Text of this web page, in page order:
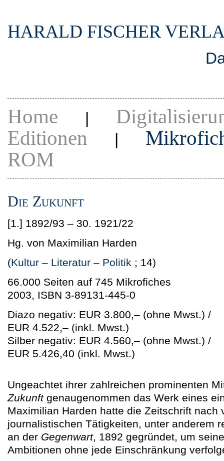
HARALD FISCHER
Home |
Editionen |
ROM
Die Zukunft
[1.] 1892/93 – 30. 1921/22
Hg. von Maximilian Harden
(Kultur – Literatur – Politik ; 14)
66.000 Seiten auf 745 Mikrofiches
2003, ISBN 3-89131-445-0
Diazo negativ: EUR 3.800,– (ohne Mwst.) /
EUR 4.522,– (inkl. Mwst.)
Silber negativ: EUR 4.560,– (ohne Mwst.) /
EUR 5.426,40 (inkl. Mwst.)
Ungeachtet ihrer zahlreichen prominenten
Zukunftgenaugenommen das Werk eines
Maximilian Harden hatte die Zeitschrift nach
journalistischen Tätigkeiten, unter anderem
an der Gegenwart, 1892 gegründet, um
Ambitionen ohne jede Einschränkung